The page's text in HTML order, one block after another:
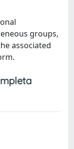
groups,
associated